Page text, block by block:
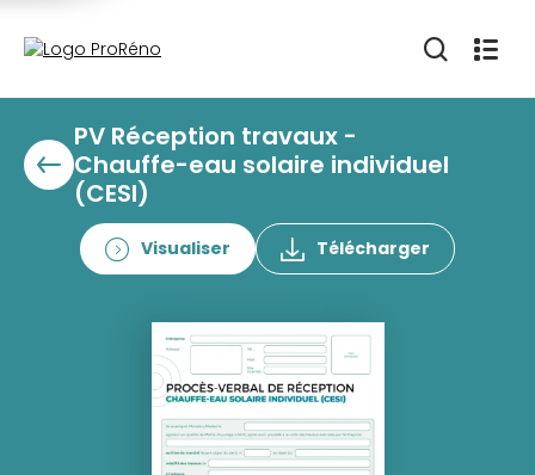
PV Réception travaux -
Chauffe-eau solaire individuel
(CESI)
Visualiser Télécharger